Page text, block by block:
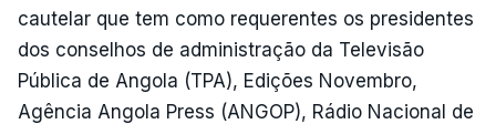
cautelar que tem como requerentes os presidentes
dos conselhos de administração da Televisão
Pública de Angola (TPA), Edições Novembro,
Agência Angola Press (ANGOP), Rádio Nacional de